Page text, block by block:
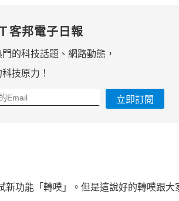
客邦電子日報
的科技話題、網路動態，
技原力！
立即訂閱
功能「轉噗」。但是這說好的轉噗跟大